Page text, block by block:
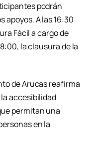
podrán
apoyos. A las 16:30
Fácil a cargo de
la clausura de la
de Arucas reafirma
accesibilidad
permitan una
en la